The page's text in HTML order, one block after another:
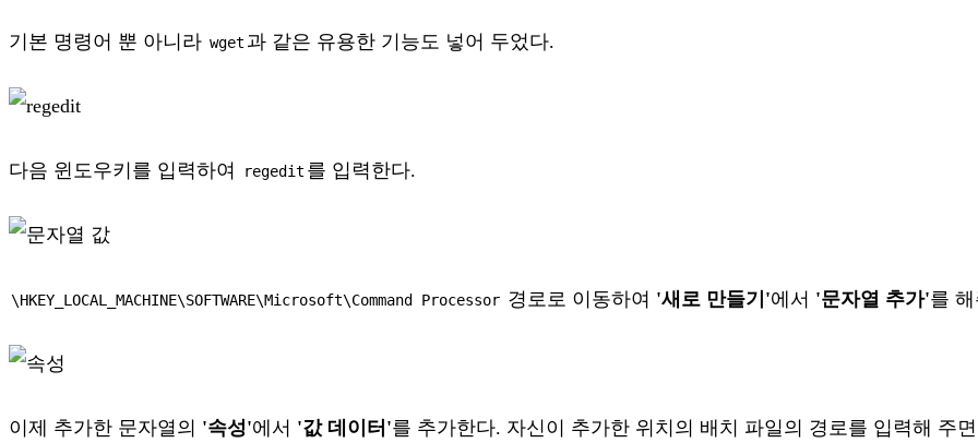
기본 명령어 뿐 아니라 wget 과 같은 유용한 기능도 넣어 두었다.
다음 윈도우키를 입력하여 regedit 를 입력한다.
\HKEY_LOCAL_MACHINE\SOFTWARE\Microsoft\Command Processor 경로로 이동하여 '새로 만들기'에서 '문자열 추가'를
이제 추가한 문자열의 '속성'에서 '값 데이터'를 추가한다. 자신이 추가한 위치의 배치 파일의 경로를 입력해 주